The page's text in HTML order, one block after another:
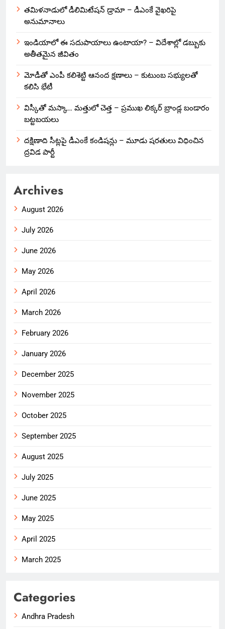
తమిళనాడులో డీలిమిటేషన్ డ్రామా – డీఎంకే వైఖరిపై
అనుమానాలు
ఇండియాలో‌ ఈ సదుపాయాలు ఉంటాయా? – విదేశాల్లో డబ్బుకు
అతీతమైన జీవితం
మోడీతో ఎంపీ కలిశెట్టి ఆనంద క్షణాలు – కుటుంబ సభ్యులతో
కలిసి భేటీ
విస్కీతో మస్కా… మత్తులో చెత్త – ప్రముఖ లిక్కర్ బ్రాండ్ల బండారం
బట్టబయలు
దక్షిణాది సీట్లపై డీఎంకే కండిషన్లు – మూడు షరతులు విధించిన
ద్రవిడ పార్టీ
Archives
August 2026
July 2026
June 2026
May 2026
April 2026
March 2026
February 2026
January 2026
December 2025
November 2025
October 2025
September 2025
August 2025
July 2025
June 2025
May 2025
April 2025
March 2025
Categories
Andhra Pradesh